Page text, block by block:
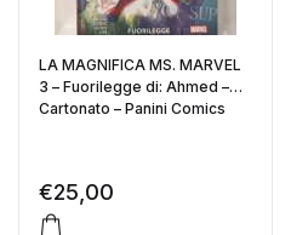
LA MAGNIFICA MS. MARVEL
3 – Fuorilegge di: Ahmed –
Cartonato – Panini Comics
€25,00